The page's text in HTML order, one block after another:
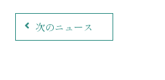
次のニュース